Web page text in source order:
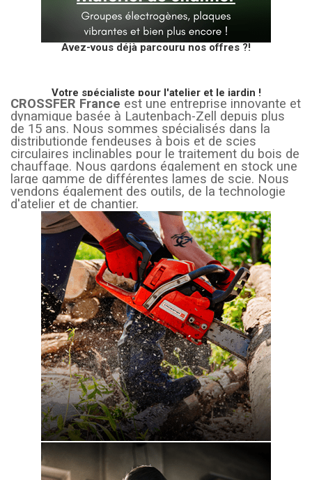
Avez-vous déjà parcouru nos offres ?!
Votre spécialiste pour l'atelier et le jardin !
CROSSFER France est une entreprise innovante et
dynamique basée à Lautenbach-Zell depuis plus
de 15 ans. Nous sommes spécialisés dans la
distributionde fendeuses à bois et de scies
circulaires inclinables pour le traitement du bois de
chauffage. Nous gardons également en stock une
large gamme de différentes lames de scie. Nous
vendons également des outils, de la technologie
d'atelier et de chantier.